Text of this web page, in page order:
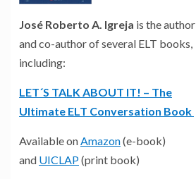
José Roberto A. Igreja is the author
and co-author of several ELT books,
including:
LET´S TALK ABOUT IT! – The
Ultimate ELT Conversation Book
Available onAmazon(e-book)
and UICLAP(print book)